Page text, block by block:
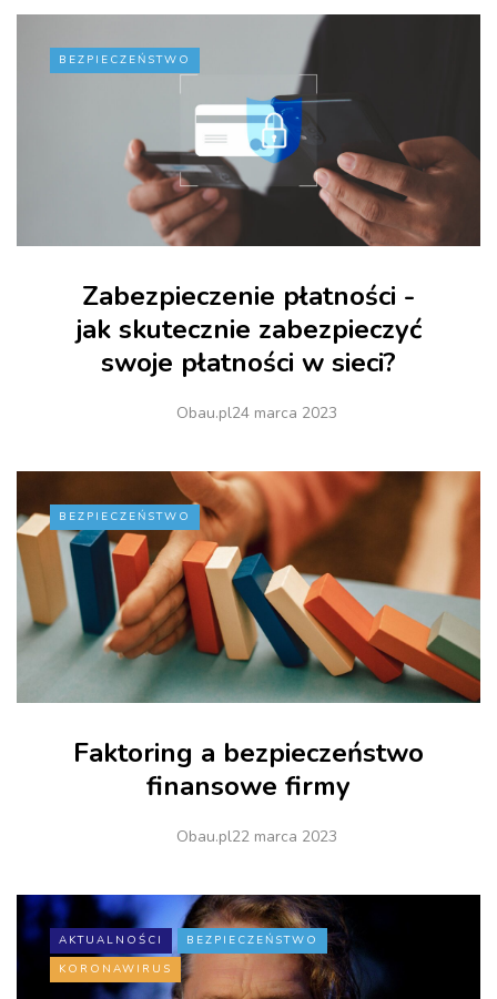
BEZPIECZEŃSTWO
Zabezpieczenie płatności -
jak skutecznie zabezpieczyć
swoje płatności w sieci?
Obau.pl24 marca 2023
BEZPIECZEŃSTWO
Faktoring a bezpieczeństwo
finansowe firmy
Obau.pl22 marca 2023
AKTUALNOŚCI
BEZPIECZEŃSTWO
KORONAWIRUS